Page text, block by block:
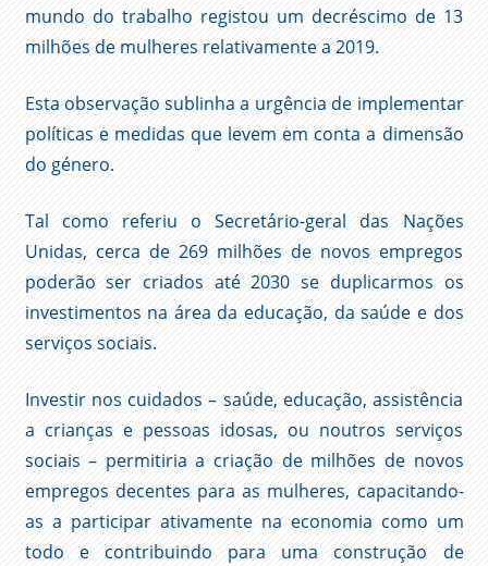
mundo do trabalho registou um decréscimo de 13
milhões de mulheres relativamente a 2019.
Esta observação sublinha a urgência de implementar
políticas e medidas que levem em conta a dimensão
do género.
Tal como referiu o Secretário-geral das Nações
Unidas, cerca de 269 milhões de novos empregos
poderão ser criados até 2030 se duplicarmos os
investimentos na área da educação, da saúde e dos
serviços sociais.
Investir nos cuidados – saúde, educação, assistência
a crianças e pessoas idosas, ou noutros serviços
sociais – permitiria a criação de milhões de novos
empregos decentes para as mulheres, capacitando-
as a participar ativamente na economia como um
todo e contribuindo para uma construção de